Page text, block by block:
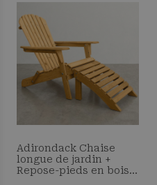
Adirondack Chaise
longue de jardin +
Repose-pieds en bois -